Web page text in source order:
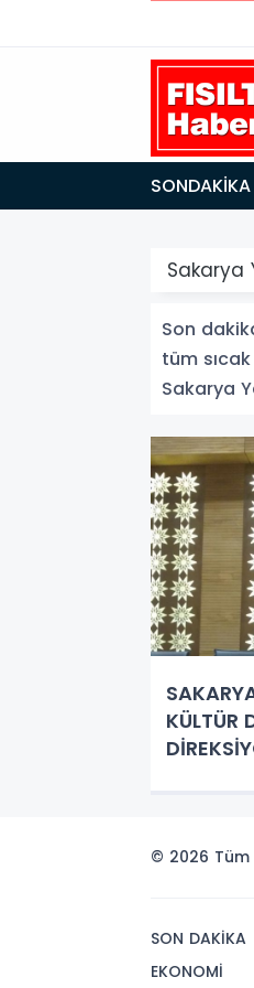
SONDAKİKA
Sakarya
Son
tüm
Sakarya
KÜLTÜR
© 2026 Tüm
SON DAKİKA
EKONOMİ